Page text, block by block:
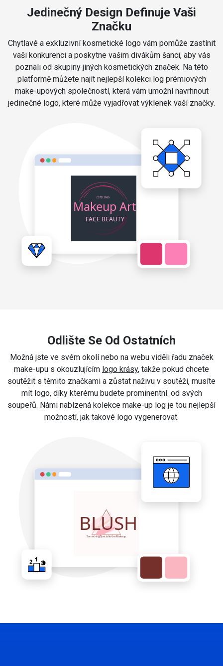
Jedinečný Design Definuje Vaši
Značku
Chytlavé a exkluzivní kosmetické logo vám pomůže zastínit
vaši konkurenci a poskytne vašim divákům šanci, aby vás
poznali od skupiny jiných kosmetických značek. Na této
platformě můžete najít nejlepší kolekci log prémiových
make-upových společností, která vám umožní navrhnout
jedinečné logo, které může vyjadřovat výklenek vaší značky.
Odlište Se Od Ostatních
Možná jste ve svém okolí nebo na webu viděli řadu značek
make-upu s okouzlujícím logo krásy, takže pokud chcete
soutěžit s těmito značkami a zůstat naživu v soutěži, musíte
mít logo, díky kterému budete prominentní. od svých
soupeřů. Námi nabízená kolekce make-up log je tou nejlepší
možností, jak takové logo vygenerovat.